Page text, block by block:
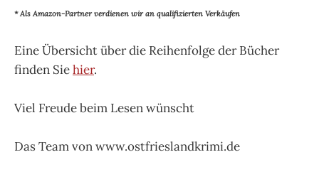
* Als Amazon-Partner verdienen wir an qualifizierten Verkäufen
Eine Übersicht über die Reihenfolge der Bücher
finden Siehier.
Viel Freude beim Lesen wünscht
Das Team von www.ostfrieslandkrimi.de